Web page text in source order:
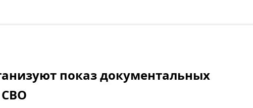
показ документальных